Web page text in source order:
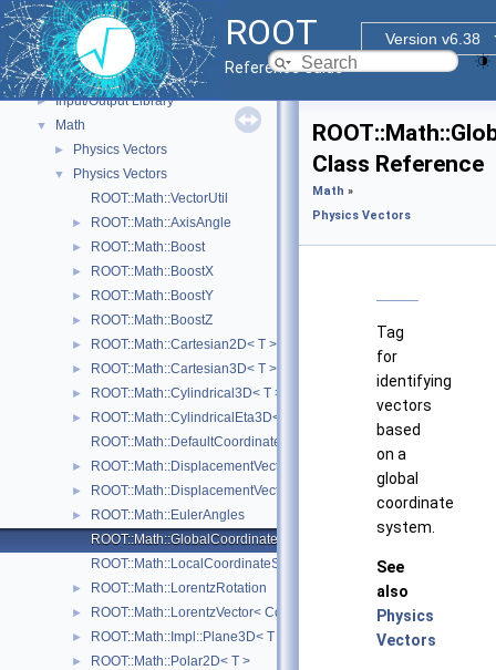
ROOT
Version v6.38
Reference Guide
► GUI
► Web Widgets
► Web Display
► Histogram Library
► Input/Output Library
▼ Math
► Physics Vectors
▼
Physics Vectors
ROOT::Math::VectorUtil
► ROOT::Math::AxisAngle
► ROOT::Math::Boost
► ROOT::Math::BoostX
► ROOT::Math::BoostY
► ROOT::Math::BoostZ
► ROOT::Math::Cartesian2D< T >
► ROOT::Math::Cartesian3D< T >
► ROOT::Math::Cylindrical3D< T >
►
ROOT::Math::CylindricalEta3D< T >
ROOT::Math::DefaultCoordinateSystemTag
► ROOT::Math::DisplacementVector2D< CoordSystem, Tag >
► ROOT::Math::DisplacementVector3D< CoordSystem, Tag >
►
ROOT::Math::EulerAngles
ROOT::Math::GlobalCoordinateSystemTag
ROOT::Math::LocalCoordinateSystemTag
► ROOT::Math::LorentzRotation
► ROOT::Math::LorentzVector< CoordSystem >
► ROOT::Math::Impl::Plane3D< T >
► ROOT::Math::Polar2D< T >
Class Reference
Math »
Physics Vectors
Tag
for
identifying
vectors
based
on a
global
coordinate
system.
See
also
Physics
Vectors